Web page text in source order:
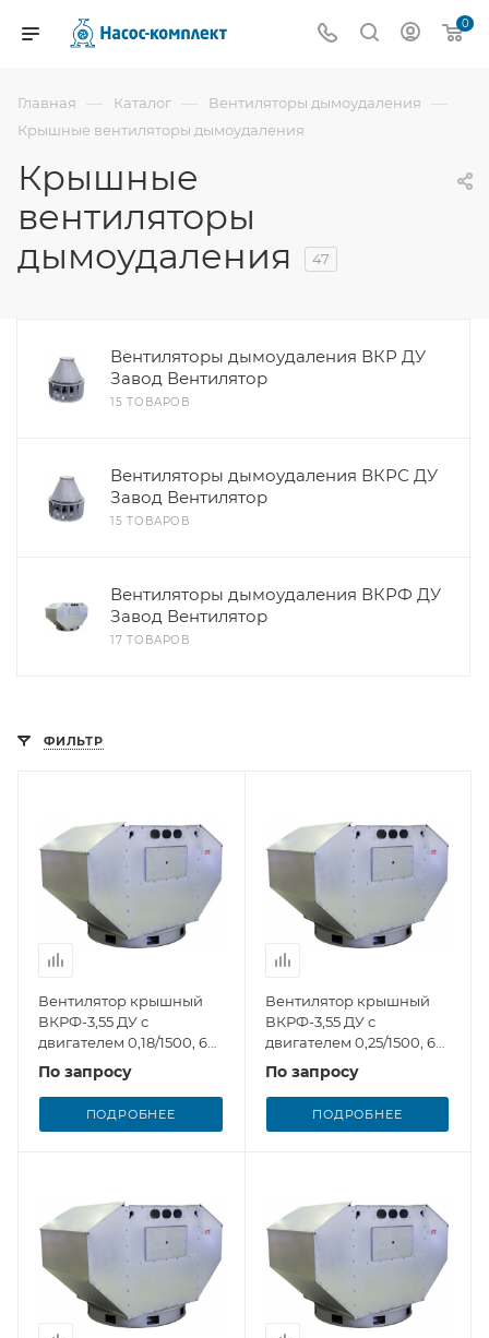
0
Главная — Каталог — Вентиляторы дымоудаления —
Крышные вентиляторы дымоудаления
Крышные
вентиляторы
дымоудаления
47
Вентиляторы дымоудаления ВКР ДУ
Завод Вентилятор
15 ТОВАРОВ
Вентиляторы дымоудаления ВКРС ДУ
Завод Вентилятор
15 ТОВАРОВ
Вентиляторы дымоудаления ВКРФ ДУ
Завод Вентилятор
17 ТОВАРОВ
ФИЛЬТР
Вентилятор крышный
ВКРФ-3,55 ДУ с
двигателем 0,18/1500, 6
лопаток РК
По запросу
ПОДРОБНЕЕ
Вентилятор крышный
ВКРФ-3,55 ДУ с
двигателем 0,25/1500, 6
лопаток РК
По запросу
ПОДРОБНЕЕ